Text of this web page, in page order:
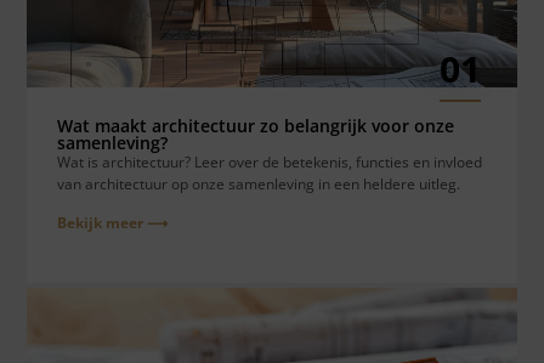
01
Wat maakt architectuur zo belangrijk voor onze
samenleving?
Wat is architectuur? Leer over de betekenis, functies en invloed
van architectuur op onze samenleving in een heldere uitleg.
Bekijk meer ⟶